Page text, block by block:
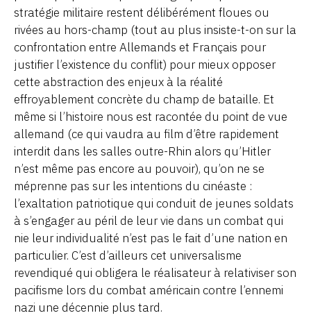
stratégie militaire restent délibérément floues ou
rivées au hors-champ (tout au plus insiste-t-on sur la
confrontation entre Allemands et Français pour
justifier l’existence du conflit) pour mieux opposer
cette abstraction des enjeux à la réalité
effroyablement concrète du champ de bataille. Et
même si l’histoire nous est racontée du point de vue
allemand (ce qui vaudra au film d’être rapidement
interdit dans les salles outre-Rhin alors qu’Hitler
n’est même pas encore au pouvoir), qu’on ne se
méprenne pas sur les intentions du cinéaste :
l’exaltation patriotique qui conduit de jeunes soldats
à s’engager au péril de leur vie dans un combat qui
nie leur individualité n’est pas le fait d’une nation en
particulier. C’est d’ailleurs cet universalisme
revendiqué qui obligera le réalisateur à relativiser son
pacifisme lors du combat américain contre l’ennemi
nazi une décennie plus tard.